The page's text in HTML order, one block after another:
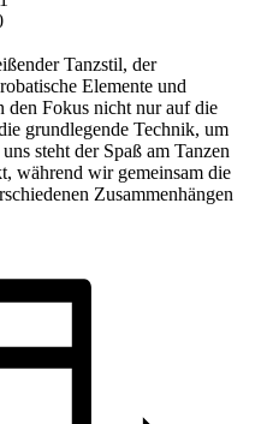
Tanzstil, der
Elemente und
den Fokus nicht nur auf die
grundlegende Technik, um
steht der Spaß am Tanzen
während wir gemeinsam die
Zusammenhängen